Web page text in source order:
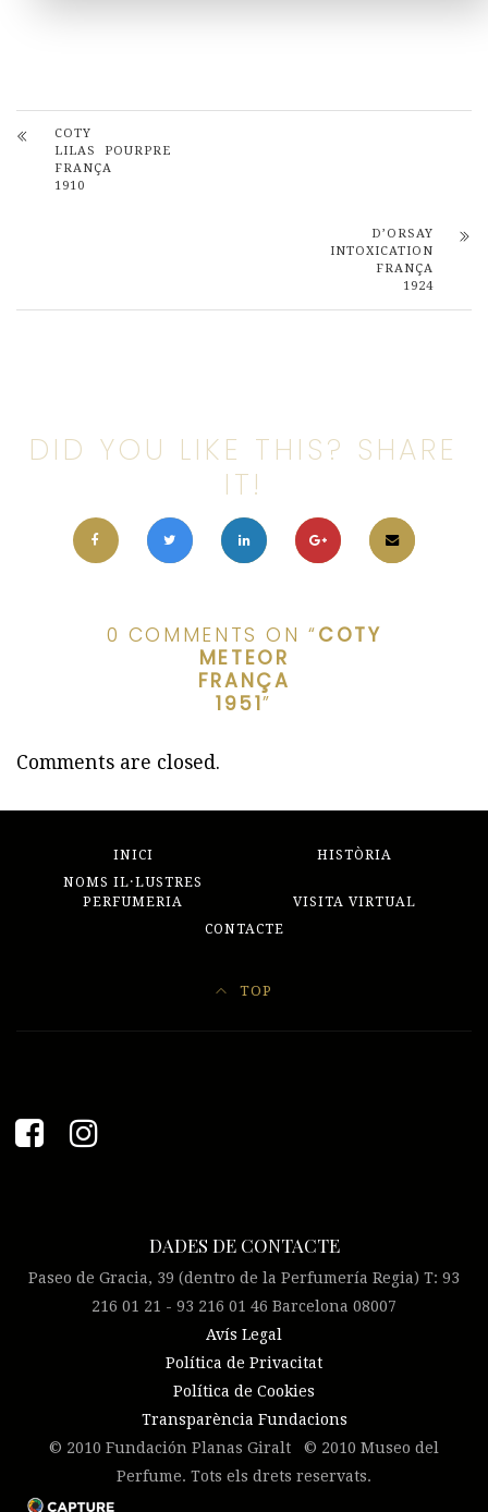
COTY
LILAS POURPRE
FRANÇA
1910
D’ORSAY
INTOXICATION
FRANÇA
1924
DID YOU LIKE THIS? SHARE
IT!
0 COMMENTS ON “COTY
METEOR
FRANÇA
1951”
Comments are closed.
INICI
HISTÒRIA
NOMS IL·LUSTRES
PERFUMERIA
VISITA VIRTUAL
CONTACTE
TOP
DADES DE CONTACTE
Paseo de Gracia, 39 (dentro de la Perfumería Regia) T: 93
216 01 21 - 93 216 01 46 Barcelona 08007
Avís Legal
Política de Privacitat
Política de Cookies
Transparència Fundacions
© 2010 Fundación Planas Giralt © 2010 Museo del
Perfume. Tots els drets reservats.